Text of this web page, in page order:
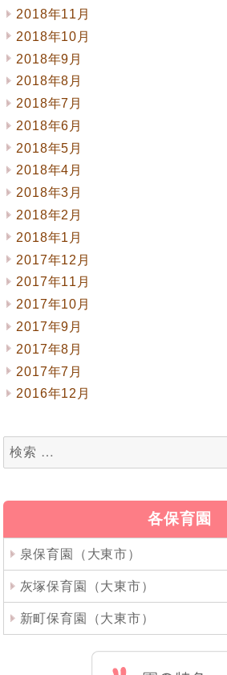
2018年11月
2018年10月
2018年9月
2018年8月
2018年7月
2018年6月
2018年5月
2018年4月
2018年3月
2018年2月
2018年1月
2017年12月
2017年11月
2017年10月
2017年9月
2017年8月
2017年7月
2016年12月
検
象:
各保育園
泉保育園（大東市）
灰塚保育園（大東市）
新町保育園（大東市）